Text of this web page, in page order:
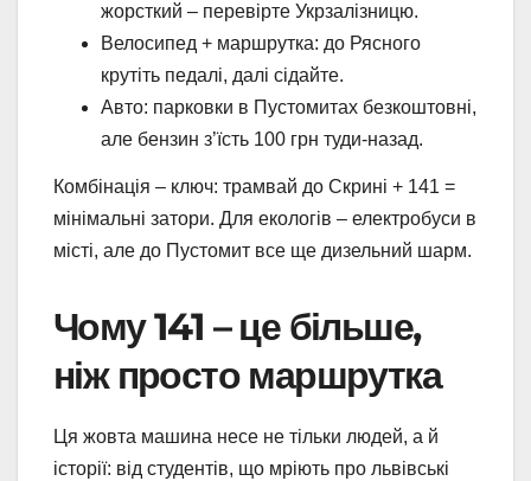
жорсткий – перевірте Укрзалізницю.
Велосипед + маршрутка: до Рясного
крутіть педалі, далі сідайте.
Авто: парковки в Пустомитах безкоштовні,
але бензин з’їсть 100 грн туди-назад.
Комбінація – ключ: трамвай до Скрині + 141 =
мінімальні затори. Для екологів – електробуси в
місті, але до Пустомит все ще дизельний шарм.
Чому 141 – це більше,
ніж просто маршрутка
Ця жовта машина несе не тільки людей, а й
історії: від студентів, що мріють про львівські